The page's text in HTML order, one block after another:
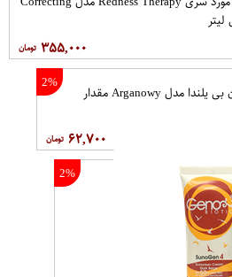
۳۵۵,۰۰۰
2%
کرم سفت‌ کننده پوست بدن بی یلندا مدل Arganowy مقدار
۶۲,۷۰۰
2%